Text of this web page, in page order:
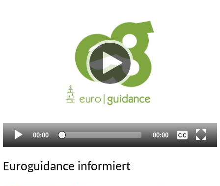
Aktueller
Zeitpunkt
00:00 Gesamtlaufzeit
00:00
Euroguidance informiert